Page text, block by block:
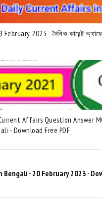
2023 - দৈনিক কারেন্ট
Affairs Question Answer
- Download Free PDF
- 20 February 2023 -